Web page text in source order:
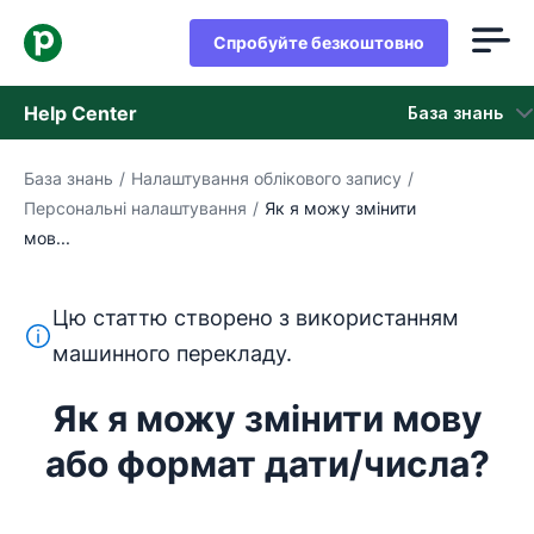
Спробуйте безкоштовно
Help Center База знань
База знань
Стан
База знань / Налаштування облікового запису /
Персональні налаштування / Як я можу змінити
мов...
Цей текст перекладено з англійської мови за
Цю статтю створено з використанням
машинного перекладу.
Як я можу змінити мову
або формат дати/числа?